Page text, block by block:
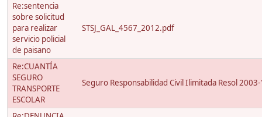
Re:sentencia
sobre solicitud
para realizar
servicio policial
de paisano
STSJ_GAL_4567_2012.pdf
Re:CUANTÍA
SEGURO
TRANSPORTE
ESCOLAR
Seguro Responsabilidad Civil Ilimitada Resol